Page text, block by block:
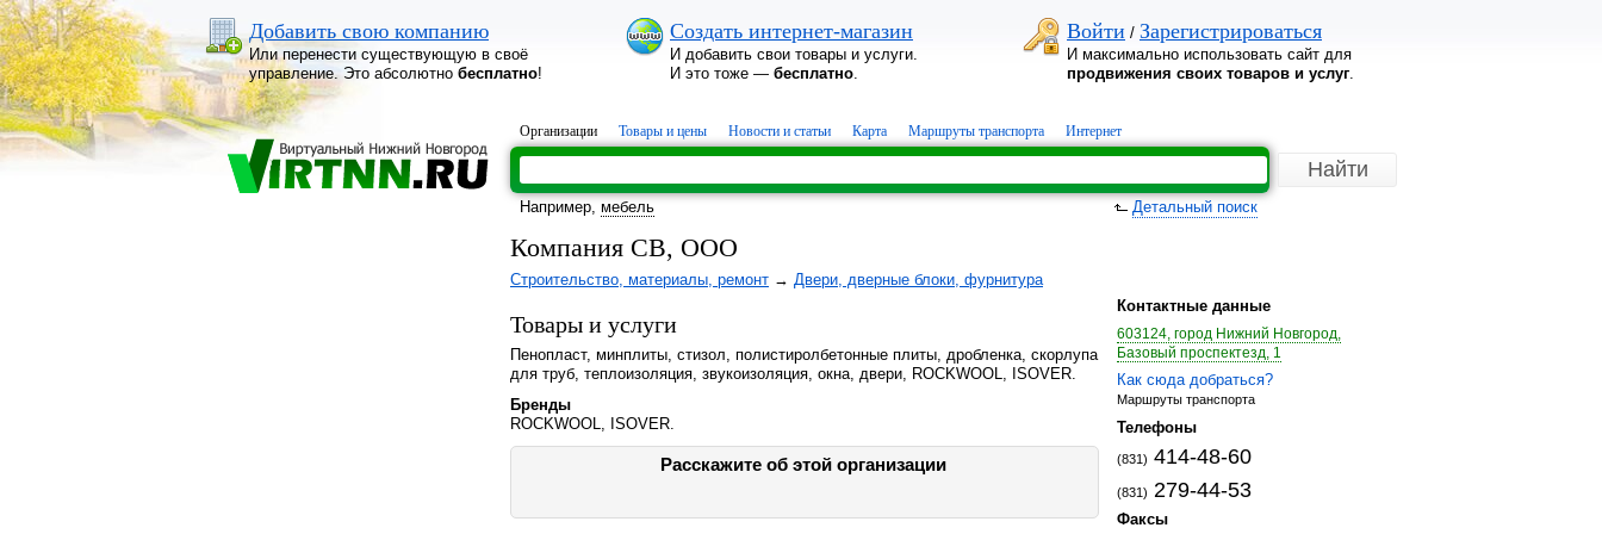
Добавить свою компанию
Или перенести существующую в своё
управление. Это абсолютно бесплатно!
Создать интернет-магазин
И добавить свои товары и услуги.
И это тоже — бесплатно.
Войти / Зарегистрироваться
И максимально использовать сайт для
продвижения своих товаров и услуг.
Организации Товары и цены Новости и статьи Карта Маршруты транспорта Интернет
Например, мебель Детальный поиск
Компания СВ, ООО
Строительство, материалы, ремонт → Двери, дверные блоки, фурнитура
Товары и услуги
Пенопласт, минплиты, стизол, полистиролбетонные плиты, дробленка, скорлупа
для труб, теплоизоляция, звукоизоляция, окна, двери, ROCKWOOL, ISOVER.
Бренды
ROCKWOOL, ISOVER.
Расскажите об этой организации
Контактные данные
603124, город Нижний Новгород,
Базовый проспектезд, 1
Как сюда добраться?
Маршруты транспорта
Телефоны
(831) 414-48-60
(831) 279-44-53
Факсы